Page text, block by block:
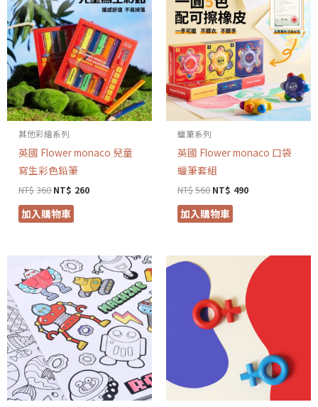
其他彩繪系列
英國 Flower monaco 兒童
寫生彩色鉛筆
NT$360NT$ 260
加入購物車
蠟筆系列
英國 Flower monaco 口袋
蠟筆套組
NT$560NT$ 490
加入購物車